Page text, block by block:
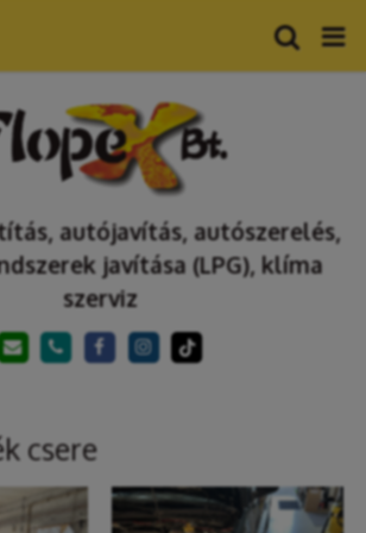
autójavítás, autószerelés,
javítása (LPG), klíma
szerviz
csere